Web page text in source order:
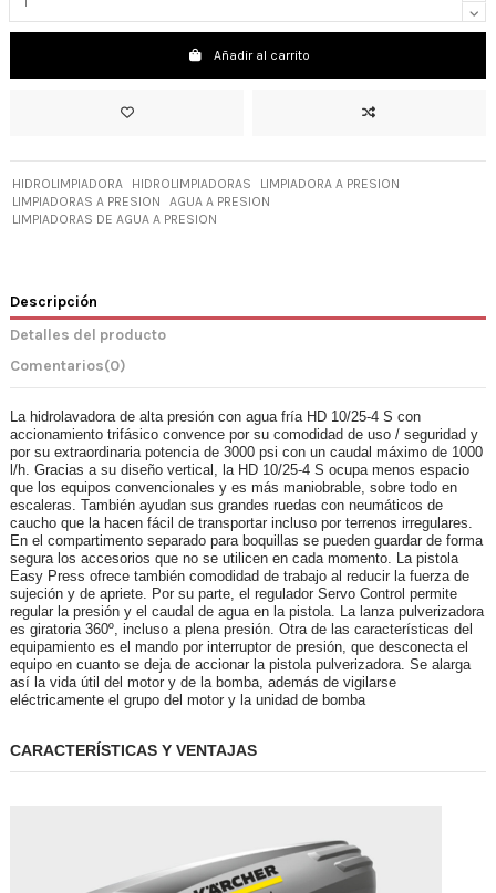
Añadir al carrito
HIDROLIMPIADORA HIDROLIMPIADORAS
LIMPIADORA A PRESION
LIMPIADORAS A PRESION
AGUA A PRESION
LIMPIADORAS DE AGUA A PRESION
Descripción
Detalles del producto
Comentarios(0)
La hidrolavadora de alta presión con agua fría HD 10/25-4 S con
accionamiento trifásico convence por su comodidad de uso / seguridad y
por su extraordinaria potencia de 3000 psi con un caudal máximo de 1000
l/h. Gracias a su diseño vertical, la HD 10/25-4 S ocupa menos espacio
que los equipos convencionales y es más maniobrable, sobre todo en
escaleras. También ayudan sus grandes ruedas con neumáticos de
caucho que la hacen fácil de transportar incluso por terrenos irregulares.
En el compartimento separado para boquillas se pueden guardar de forma
segura los accesorios que no se utilicen en cada momento. La pistola
Easy Press ofrece también comodidad de trabajo al reducir la fuerza de
sujeción y de apriete. Por su parte, el regulador Servo Control permite
regular la presión y el caudal de agua en la pistola. La lanza pulverizadora
es giratoria 360º, incluso a plena presión. Otra de las características del
equipamiento es el mando por interruptor de presión, que desconecta el
equipo en cuanto se deja de accionar la pistola pulverizadora. Se alarga
así la vida útil del motor y de la bomba, además de vigilarse
eléctricamente el grupo del motor y la unidad de bomba
CARACTERÍSTICAS Y VENTAJAS